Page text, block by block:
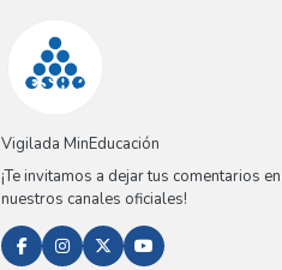
Vigilada MinEducación
¡Te invitamos a dejar tus comentarios en
nuestros canales oficiales!